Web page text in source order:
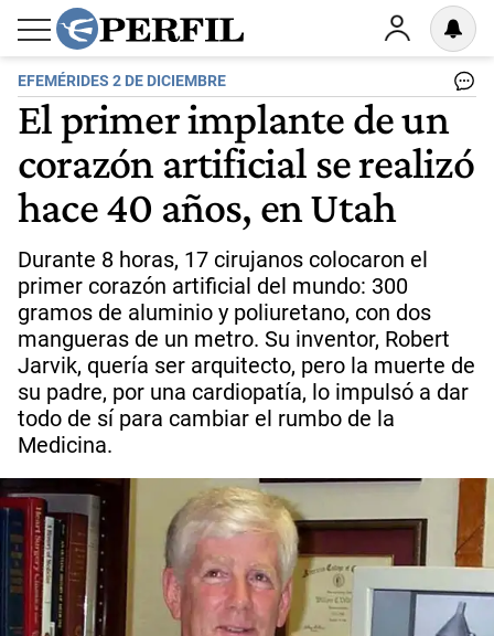
EFEMÉRIDES 2 DE DICIEMBRE
El primer implante de un
corazón artificial se realizó
hace 40 años, en Utah
Durante 8 horas, 17 cirujanos colocaron el
primer corazón artificial del mundo: 300
gramos de aluminio y poliuretano, con dos
mangueras de un metro. Su inventor, Robert
Jarvik, quería ser arquitecto, pero la muerte de
su padre, por una cardiopatía, lo impulsó a dar
todo de sí para cambiar el rumbo de la
Medicina.